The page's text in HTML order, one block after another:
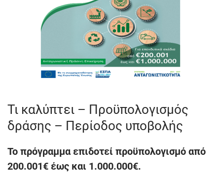
Τι καλύπτει – Προϋπολογισμός
δράσης – Περίοδος υποβολής
Το πρόγραμμα επιδοτεί προϋπολογισμό από
200.001€ έως και 1.000.000€.